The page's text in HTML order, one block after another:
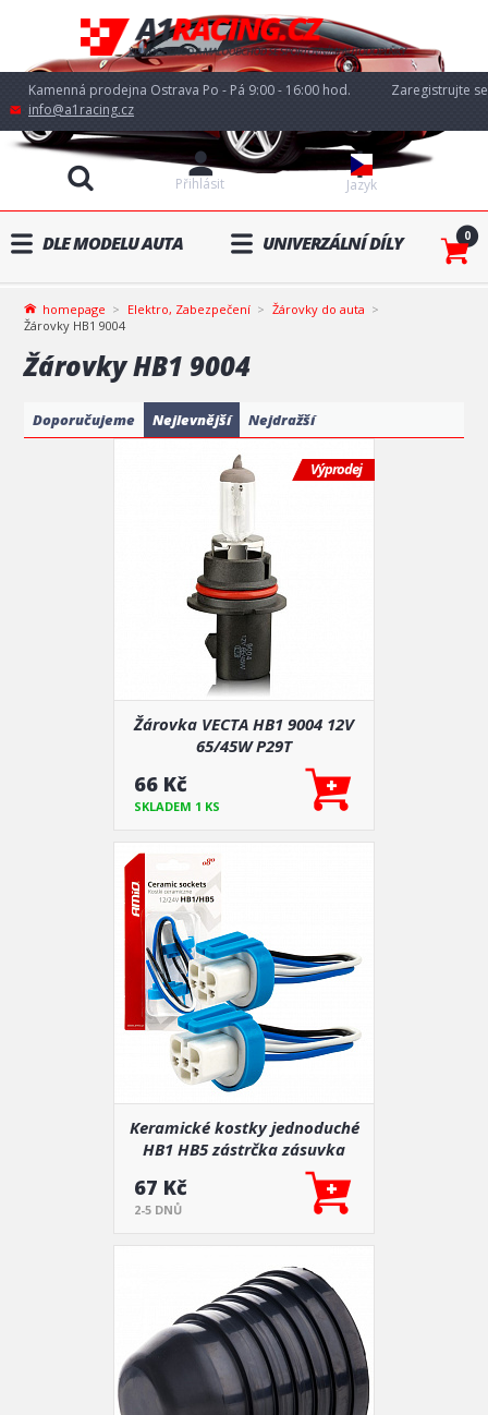
Kamenná prodejna Ostrava Po - Pá 9:00 - 16:00 hod.
info@a1racing.cz
Jazyk
Přihlásit
Zaregistrujte se
DLE MODELU AUTA UNIVERZÁLNÍ DÍLY 0
homepage Elektro, Zabezpečení
Žárovky do auta
Žárovky HB1 9004
Žárovky HB1 9004
Doporučujeme Nejlevnější Nejdražší
Výprodej
Žárovka VECTA HB1 9004 12V
65/45W P29T
66 Kč
SKLADEM 1 KS
Keramické kostky jednoduché
HB1 HB5 zástrčka zásuvka
67 Kč
2-5 DNŮ